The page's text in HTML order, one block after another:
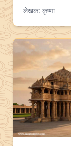
लेखक: कृष्णा